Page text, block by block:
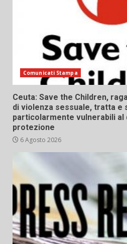
Comunicati Stampa
Ceuta: Save the Children,
di violenza sessuale, tratta e
particolarmente vulnerabili
protezione
6 Agosto 2026